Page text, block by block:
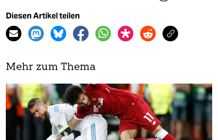
Diesen Artikel teilen
Mehr zum Thema